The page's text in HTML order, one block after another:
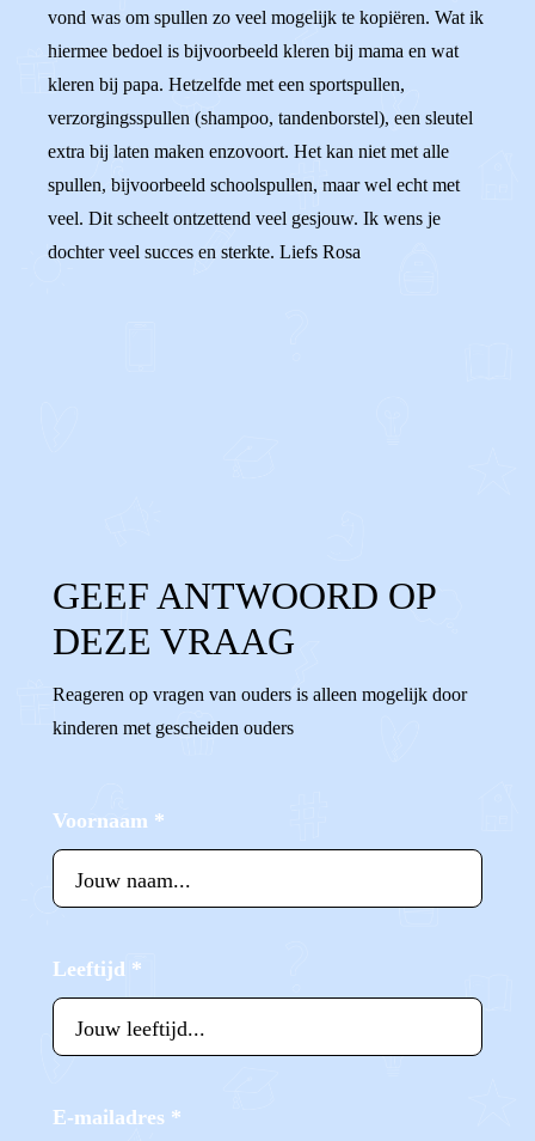
vond was om spullen zo veel mogelijk te kopiëren. Wat ik
hiermee bedoel is bijvoorbeeld kleren bij mama en wat
kleren bij papa. Hetzelfde met een sportspullen,
verzorgingsspullen (shampoo, tandenborstel), een sleutel
extra bij laten maken enzovoort. Het kan niet met alle
spullen, bijvoorbeeld schoolspullen, maar wel echt met
veel. Dit scheelt ontzettend veel gesjouw. Ik wens je
dochter veel succes en sterkte. Liefs Rosa
GEEF ANTWOORD OP
DEZE VRAAG
Reageren op vragen van ouders is alleen mogelijk door
kinderen met gescheiden ouders
Voornaam *
Leeftijd *
E-mailadres *